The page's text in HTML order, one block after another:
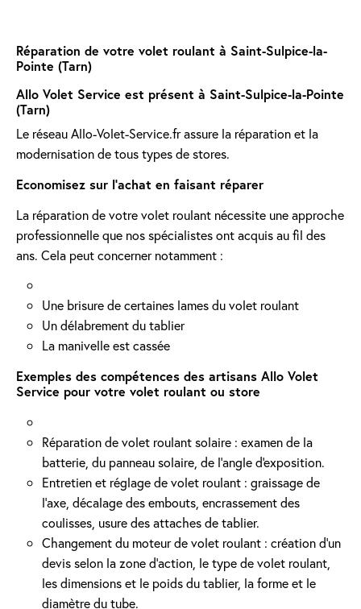
Réparation de votre volet roulant à Saint-Sulpice-la-
Pointe (Tarn)
Allo Volet Service est présent à Saint-Sulpice-la-Pointe
(Tarn)
Le réseau Allo-Volet-Service.fr assure la réparation et la
modernisation de tous types de stores.
Economisez sur l'achat en faisant réparer
La réparation de votre volet roulant nécessite une approche
professionnelle que nos spécialistes ont acquis au fil des
ans. Cela peut concerner notamment :
Une brisure de certaines lames du volet roulant
Un délabrement du tablier
La manivelle est cassée
Exemples des compétences des artisans Allo Volet
Service pour votre volet roulant ou store
Réparation de volet roulant solaire : examen de la
batterie, du panneau solaire, de l'angle d'exposition.
Entretien et réglage de volet roulant : graissage de
l’axe, décalage des embouts, encrassement des
coulisses, usure des attaches de tablier.
Changement du moteur de volet roulant : création d'un
devis selon la zone d’action, le type de volet roulant,
les dimensions et le poids du tablier, la forme et le
diamètre du tube.